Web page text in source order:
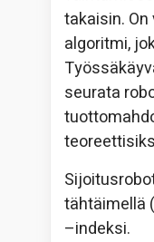
takaisin.
algoritmi,
seurata
tähtäimellä
–indeksi.